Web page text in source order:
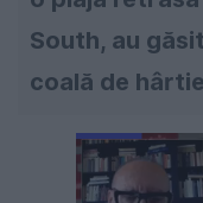
South, au
coală de